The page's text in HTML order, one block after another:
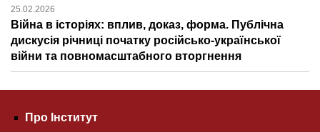
25.02.2026
Війна в історіях: вплив, доказ, форма. Публічна
дискусія річниці початку російсько-української
війни та повномасштабного вторгнення
Про Інститут